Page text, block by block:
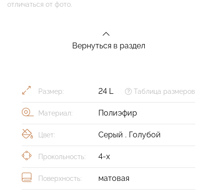
отличаться от фото.
Вернуться в раздел
Размер: 24 L Таблица размеров
Материал: Полиэфир
Цвет: Серый , Голубой
Прокольность: 4-х
Поверхность: матовая